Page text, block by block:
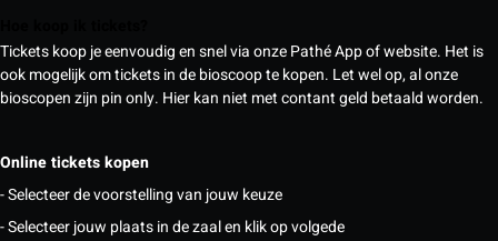
Tickets koop je eenvoudig en snel via onze Pathé App of website. Het is
ook mogelijk om tickets in de bioscoop te kopen. Let wel op, al onze
bioscopen zijn pin only. Hier kan niet met contant geld betaald worden.
Online tickets kopen
- Selecteer de voorstelling van jouw keuze
- Selecteer jouw plaats in de zaal en klik op volgede